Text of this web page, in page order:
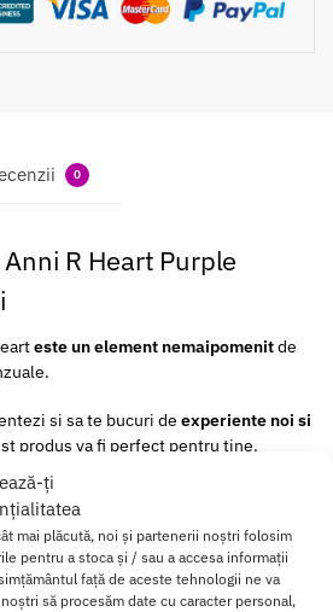
ți
mai plăcută, noi și partenerii noștri folosim
pentru a stoca și / sau a accesa informații
față de aceste tehnologii ne va
să procesăm date cu caracter personal,
0
R Heart Purple
este un element nemaipomenitde
si sa te bucuri de experiente noi si
produs va fi perfect pentru tine.
din metal de inalta calitate,
greutate placut si deosebit.
este decorata cu uncristal
o nota de eleganta si stil.